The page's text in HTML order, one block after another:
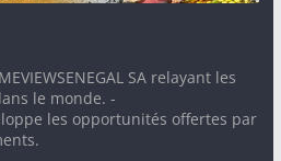
SA relayant les
le monde. -
les opportunités offertes par